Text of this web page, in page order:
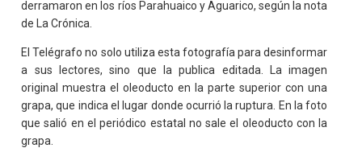
derramaron en los ríos Parahuaico y Aguarico, según la nota
de La Crónica.
El Telégrafo no solo utiliza esta fotografía para desinformar
a sus lectores, sino que la publica editada. La imagen
original muestra el oleoducto en la parte superior con una
grapa, que indica el lugar donde ocurrió la ruptura. En la foto
que salió en el periódico estatal no sale el oleoducto con la
grapa.